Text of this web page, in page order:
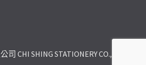
CHI SHING STATIONERY CO., LTD.